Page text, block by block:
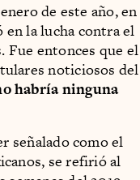
de este año, en
la lucha contra el
Fue entonces que el
noticiosos del
habría ninguna
señalado como el
se refirió al